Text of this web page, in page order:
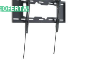
¡OFERTA!